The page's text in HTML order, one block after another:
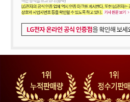
정수기 WD722RE
51,900원 [방문] [6년약정]